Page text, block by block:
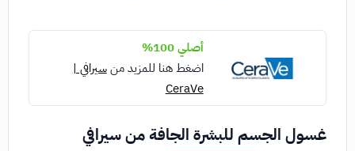
أصلي 100%
اضغط هنا للمزيد منسيرافي |
CeraVe
غسول الجسم للبشرة الجافة من سيرافي